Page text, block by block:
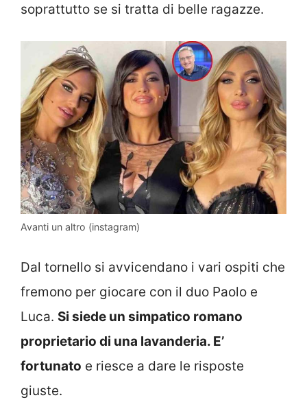
soprattutto se si tratta di belle ragazze.
Avanti un altro (instagram)
Dal tornello si avvicendano i vari ospiti che
fremono per giocare con il duo Paolo e
Luca. Si siede un simpatico romano
proprietario di una lavanderia. E’
fortunato e riesce a dare le risposte
giuste.